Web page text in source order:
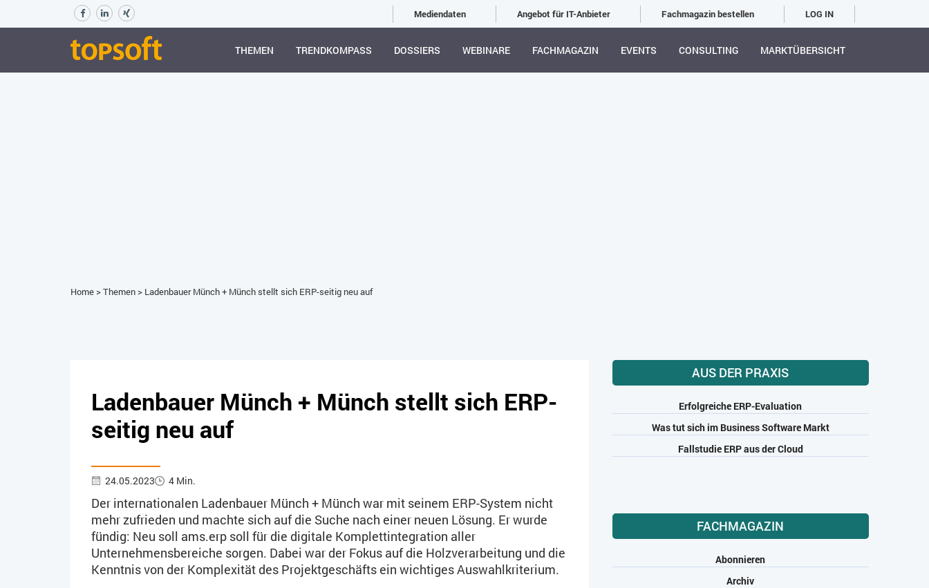
Mediendaten Angebot für IT-Anbieter Fachmagazin bestellen LOG IN
THEMEN TRENDKOMPASS DOSSIERS WEBINARE FACHMAGAZIN EVENTS CONSULTING MARKTÜBERSICHT
Home>Themen> Ladenbauer Münch + Münch stellt sich ERP-seitig neu auf
Ladenbauer Münch + Münch stellt sich ERP-
seitig neu auf
24.05.2023 4 Min.
Der internationalen Ladenbauer Münch + Münch war mit seinem ERP-System nicht
mehr zufrieden und machte sich auf die Suche nach einer neuen Lösung. Er wurde
fündig: Neu soll ams.erp soll für die digitale Komplettintegration aller
Unternehmensbereiche sorgen. Dabei war der Fokus auf die Holzverarbeitung und die
Kenntnis von der Komplexität des Projektgeschäfts ein wichtiges Auswahlkriterium.
AUS DER PRAXIS
Erfolgreiche ERP-Evaluation
Was tut sich im Business Software Markt
Fallstudie ERP aus der Cloud
FACHMAGAZIN
Abonnieren
Archiv